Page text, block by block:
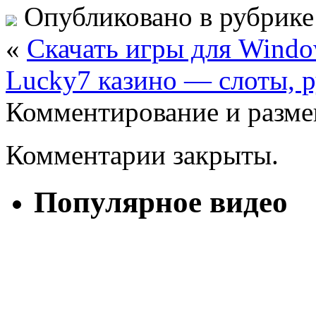
Опубликовано в
« Скачать игры для
Lucky7 казино — слоты,
Комментирование и
Комментарии закрыты.
Популярное видео